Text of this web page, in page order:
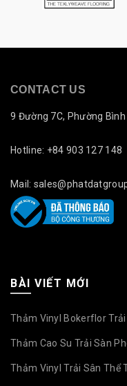
CONTACT US
9 Đường 7C, Phường
Hotline: +84 903 127 148
Mail:
BÀI VIẾT MỚI
Thảm Vinyl Bokerflor
Thảm Cao Su Trải Sàn
Thảm Vinyl Trải Sân Thể